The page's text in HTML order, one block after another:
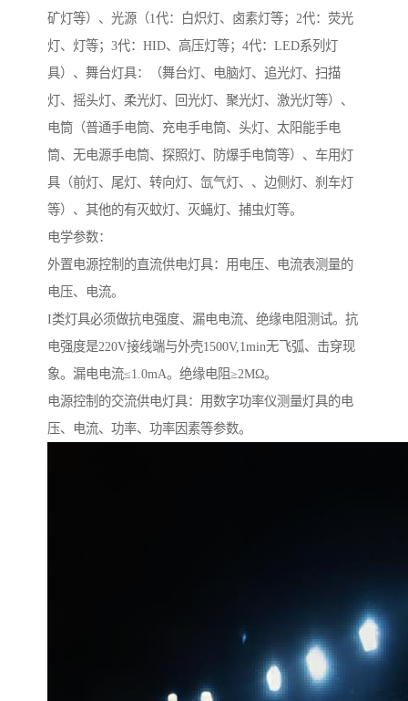
矿灯等）、光源（1代：白炽灯、卤素灯等；2代：荧光
灯、灯等；3代：HID、高压灯等；4代：LED系列灯
具）、舞台灯具：（舞台灯、电脑灯、追光灯、扫描
灯、摇头灯、柔光灯、回光灯、聚光灯、激光灯等）、
电筒（普通手电筒、充电手电筒、头灯、太阳能手电
筒、无电源手电筒、探照灯、防爆手电筒等）、车用灯
具（前灯、尾灯、转向灯、氙气灯、、边侧灯、刹车灯
等）、其他的有灭蚊灯、灭蝇灯、捕虫灯等。
电学参数：
外置电源控制的直流供电灯具：用电压、电流表测量的
电压、电流。
I类灯具必须做抗电强度、漏电电流、绝缘电阻测试。抗
电强度是220V接线端与外壳1500V,1min无飞弧、击穿现
象。漏电电流≤1.0mA。绝缘电阻≥2MΩ。
电源控制的交流供电灯具：用数字功率仪测量灯具的电
压、电流、功率、功率因素等参数。